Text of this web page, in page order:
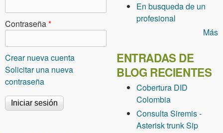
Contraseña*
Crear nueva cuenta
Solicitar una nueva
contraseña
En busqueda de un
profesional
Más
ENTRADAS DE
BLOG RECIENTES
Cobertura DID
Colombia
Consulta Siremis -
Asterisk trunk Sip